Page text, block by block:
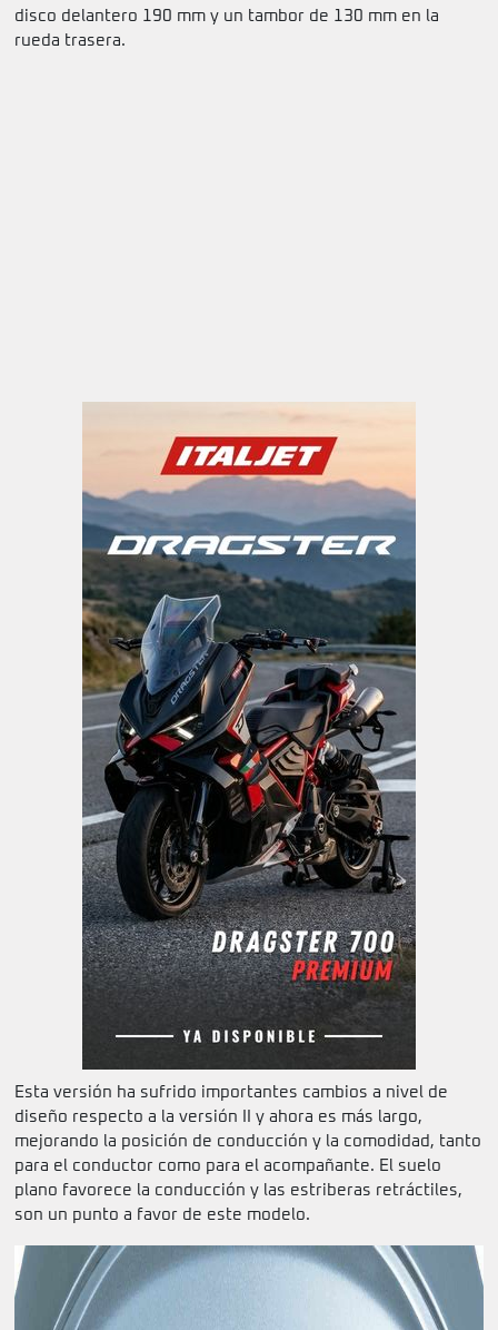
disco delantero 190 mm y un tambor de 130 mm en la
rueda trasera.
Esta versión ha sufrido importantes cambios a nivel de
diseño respecto a la versión II y ahora es más largo,
mejorando la posición de conducción y la comodidad, tanto
para el conductor como para el acompañante. El suelo
plano favorece la conducción y las estriberas retráctiles,
son un punto a favor de este modelo.